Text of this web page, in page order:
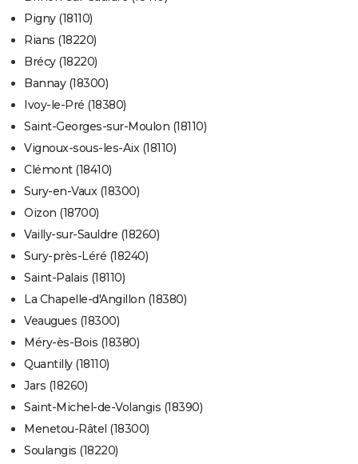
Pigny (18110)
Rians (18220)
Brécy (18220)
Bannay (18300)
Ivoy-le-Pré (18380)
Saint-Georges-sur-Moulon (18110)
Vignoux-sous-les-Aix (18110)
Clémont (18410)
Sury-en-Vaux (18300)
Oizon (18700)
Vailly-sur-Sauldre (18260)
Sury-près-Léré (18240)
Saint-Palais (18110)
La Chapelle-d'Angillon (18380)
Veaugues (18300)
Méry-ès-Bois (18380)
Quantilly (18110)
Jars (18260)
Saint-Michel-de-Volangis (18390)
Menetou-Râtel (18300)
Soulangis (18220)